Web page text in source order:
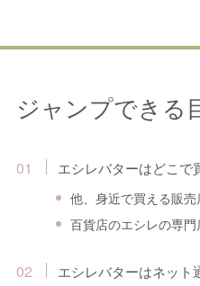
ジャンプできる
エシレバターはどこで
他、身近で買える販売
百貨店のエシレの専
エシレバターはネット